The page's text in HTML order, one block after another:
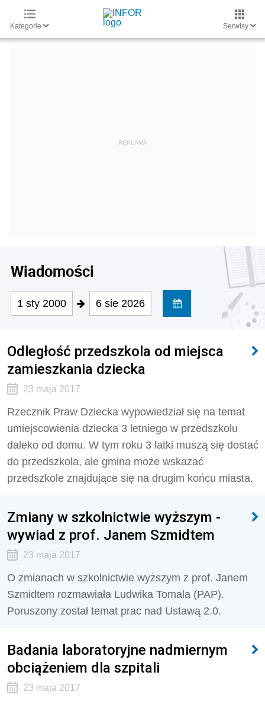
Kategorie Serwisy
Wiadomości
1 sty 2000 6 sie 2026
Odległość przedszkola od miejsca
zamieszkania dziecka
23 maja 2017
Rzecznik Praw Dziecka wypowiedział się na temat
umiejscowienia dziecka 3 letniego w przedszkolu
daleko od domu. W tym roku 3 latki muszą się dostać
do przedszkola, ale gmina może wskazać
przedszkole znajdujące się na drugim końcu miasta.
Zmiany w szkolnictwie wyższym -
wywiad z prof. Janem Szmidtem
23 maja 2017
O zmianach w szkolnictwie wyższym z prof. Janem
Szmidtem rozmawiała Ludwika Tomala (PAP).
Poruszony został temat prac nad Ustawą 2.0.
Badania laboratoryjne nadmiernym
obciążeniem dla szpitali
23 maja 2017